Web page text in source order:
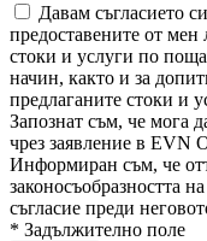
Давам съгласието
предоставените от
стоки и услуги по
начин, както и за
предлаганите стоки и
Запознат съм, че мога
чрез заявление в EVN
Информиран съм, че
законосъобразността
съгласие преди
* Задължително поле